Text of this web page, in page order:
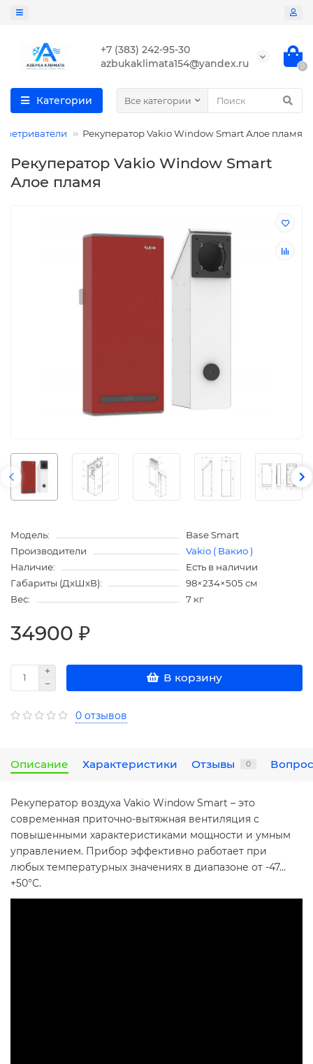
+7 (383) 242-95-30
azbukaklimata154@yandex.ru
0
Категории Все категории
Рекуператор Vakio Window Smart Алое пламя
Рекуператор Vakio Window Smart
Алое пламя
Модель:
Base Smart
Производители
Vakio ( Вакио )
Наличие:
Есть в наличии
Габариты (ДхШхВ):
98×234×505 см
Вес:
7 кг
34900 ₽
В корзину
0 отзывов
Описание Характеристики Отзывы 0
Рекуператор воздуха Vakio Window Smart – это
современная приточно-вытяжная вентиляция с
повышенными характеристиками мощности и умным
управлением. Прибор эффективно работает при
любых температурных значениях в диапазоне от -47…
+50°С.